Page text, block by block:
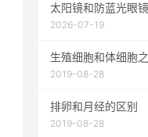
太阳镜和防蓝光眼
2026-07-19
生殖细胞和体细胞
2019-08-28
排卵和月经的区别
2019-08-28